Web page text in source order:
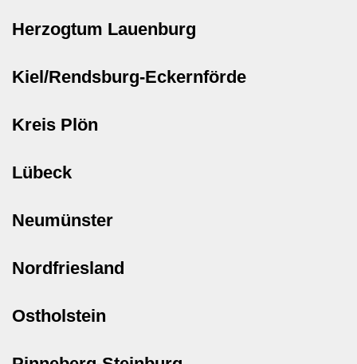
Herzogtum Lauenburg
Kiel/Rendsburg-Eckernförde
Kreis Plön
Lübeck
Neumünster
Nordfriesland
Ostholstein